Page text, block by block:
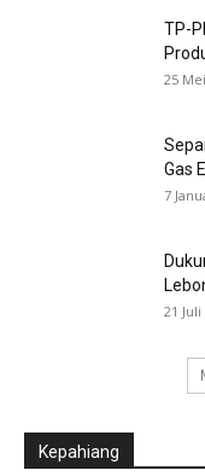
TP-
25
Gas
7
21 Juli
Kepahiang